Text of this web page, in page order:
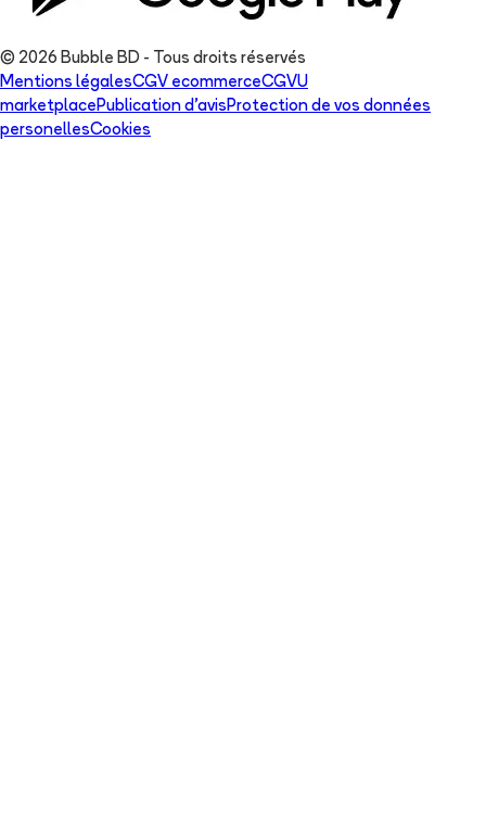
© 2026 Bubble BD - Tous droits réservés
Mentions légalesCGV ecommerceCGVU
marketplacePublication d'avisProtection de vos données
personellesCookies